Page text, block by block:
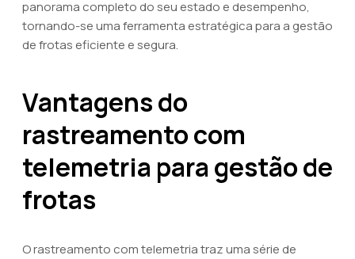
panorama completo do seu estado e desempenho,
tornando-se uma ferramenta estratégica para a gestão
de frotas eficiente e segura.
Vantagens do
rastreamento com
telemetria para gestão de
frotas
O rastreamento com telemetria traz uma série de